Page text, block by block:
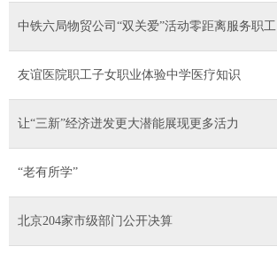
中铁六局物贸公司“双关爱”活动零距离服务职工
友谊医院职工子女职业体验中学医疗知识
让“三新”经济迸发更大潜能展现更多活力
“老有所学”
北京204家市级部门公开决算